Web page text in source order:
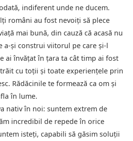
indiferent unde ne ducem.
români au fost nevoiți să plece
mai bună, din cauză că acasă nu
a-și construi viitorul pe care și-l
ai învățat în țara ta cât timp ai fost
cu toții și toate experiențele prin
Rădăcinile te formează ca om și
în lume.
nativ în noi: suntem extrem de
incredibil de repede în orice
isteți, capabili să găsim soluții